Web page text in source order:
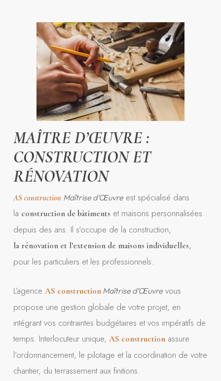
MAÎTRE D’ŒUVRE :
CONSTRUCTION ET
RÉNOVATION
AS construction Maîtrise d’Œuvreest spécialisé dans
la construction de bâtiments et maisons personnalisées
depuis des ans. Il s’occupe de la construction,
la rénovation et l’extension de maisons individuelles,
pour les particuliers et les professionnels.
L’agence AS construction Maîtrise d’Œuvrevous
propose une gestion globale de votre projet, en
intégrant vos contraintes budgétaires et vos impératifs de
temps. Interlocuteur unique, AS constructionassure
l’ordonnancement, le pilotage et la coordination de votre
chantier, du terrassement aux finitions.